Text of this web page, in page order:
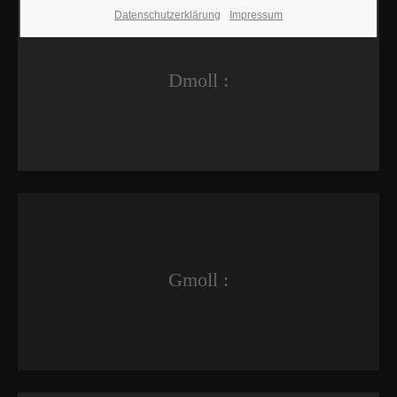
Dmoll :
Gmoll :
Datenschutzerklärung Impressum